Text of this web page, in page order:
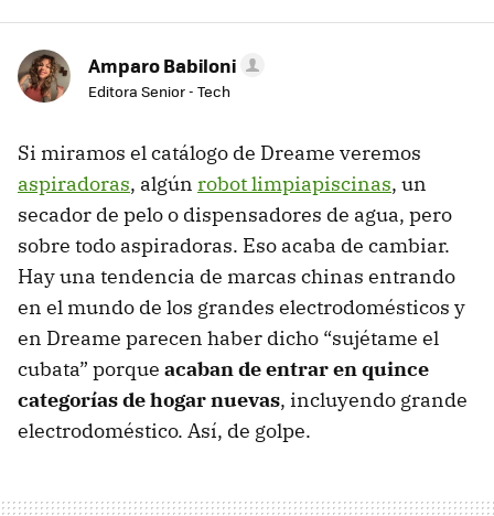
Amparo Babiloni
Editora Senior - Tech
Si miramos el catálogo de Dreame veremos
aspiradoras, algún robot limpiapiscinas, un
secador de pelo o dispensadores de agua, pero
sobre todo aspiradoras. Eso acaba de cambiar.
Hay una tendencia de marcas chinas entrando
en el mundo de los grandes electrodomésticos y
en Dreame parecen haber dicho “sujétame el
cubata” porque acaban de entrar en quince
categorías de hogar nuevas, incluyendo grande
electrodoméstico. Así, de golpe.